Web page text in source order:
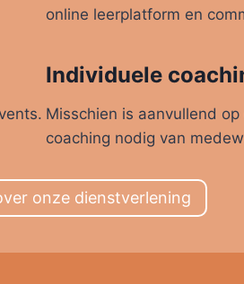
online leerplatform en
Individuele
Misschien is aanvullend
coaching nodig van
onze dienstverlening